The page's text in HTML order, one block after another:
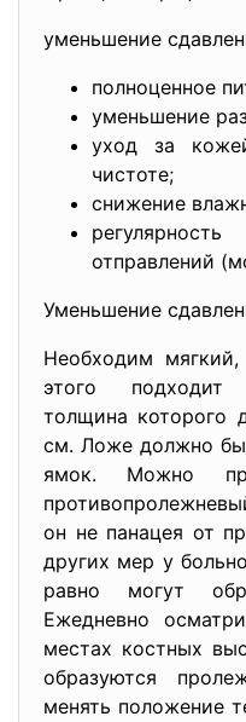
уменьшение
полноценное
уменьшение
уход за
чистоте;
снижение
отправлений
Уменьшение
Необходим
этого подходит
толщина которого
см. Ложе должно
ямок. Можно
он не панацея от
других мер у
равно могут
Ежедневно
местах костных
образуются
менять положение